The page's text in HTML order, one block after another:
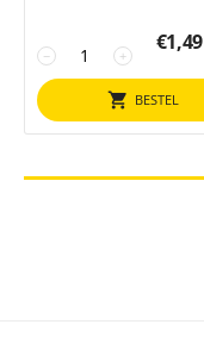
+
−
€1,49
BESTEL